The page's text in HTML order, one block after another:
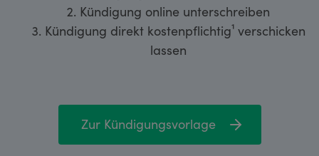
Kündigung online unterschreiben
Kündigung direkt kostenpflichtig¹ verschicken
lassen
Zur Kündigungsvorlage